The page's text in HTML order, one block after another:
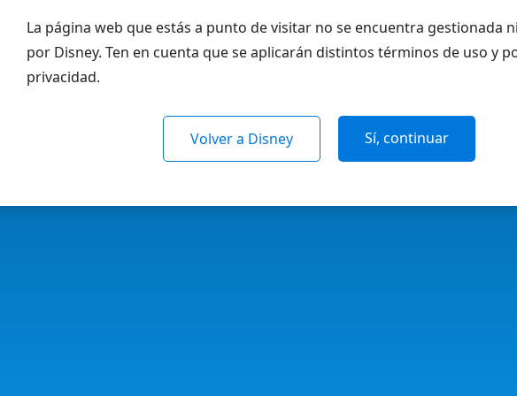
La página web que estás a punto de visitar no se encuentra gestionada
por Disney. Ten en cuenta que se aplicarán distintos términos de uso y
privacidad.
Volver a Disney Sí, continuar